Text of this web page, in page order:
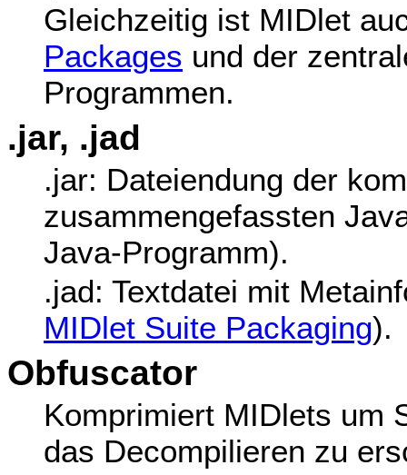
Gleichzeitig ist MIDlet
Packages und der
Programmen.
.jar, .jad
.jar: Dateiendung der
zusammengefassten
Java-Programm).
.jad: Textdatei mit
MIDlet Suite Packaging).
Obfuscator
Komprimiert MIDlets um
das Decompilieren zu